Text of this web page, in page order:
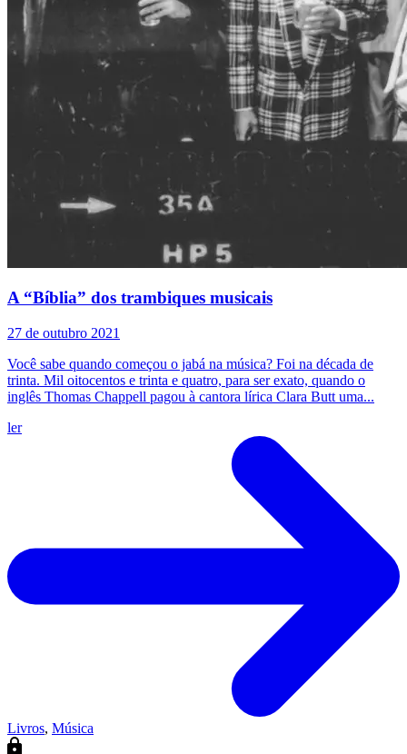
A “Bíblia” dos trambiques musicais
27 de outubro 2021
Você sabe quando começou o jabá na música? Foi na década de
trinta. Mil oitocentos e trinta e quatro, para ser exato, quando o
inglês Thomas Chappell pagou à cantora lírica Clara Butt uma...
ler
Livros, Música